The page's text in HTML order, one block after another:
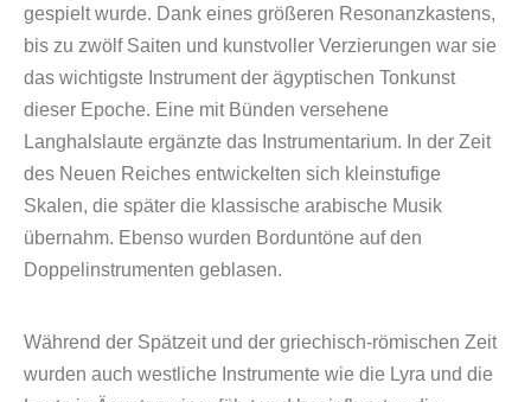
gespielt wurde. Dank eines größeren Resonanzkastens,
bis zu zwölf Saiten und kunstvoller Verzierungen war sie
das wichtigste Instrument der ägyptischen Tonkunst
dieser Epoche. Eine mit Bünden versehene
Langhalslaute ergänzte das Instrumentarium. In der Zeit
des Neuen Reiches entwickelten sich kleinstufige
Skalen, die später die klassische arabische Musik
übernahm. Ebenso wurden Borduntöne auf den
Doppelinstrumenten geblasen.
Während der Spätzeit und der griechisch-römischen Zeit
wurden auch westliche Instrumente wie die Lyra und die